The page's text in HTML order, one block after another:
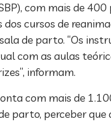
com mais de
cursos de
de parto. “Os
com as aulas
informam.
com mais de
parto, perceber